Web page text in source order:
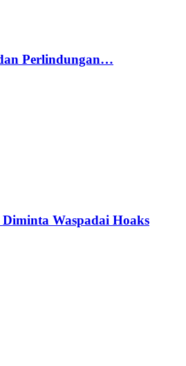
Perlindungan…
Waspadai Hoaks